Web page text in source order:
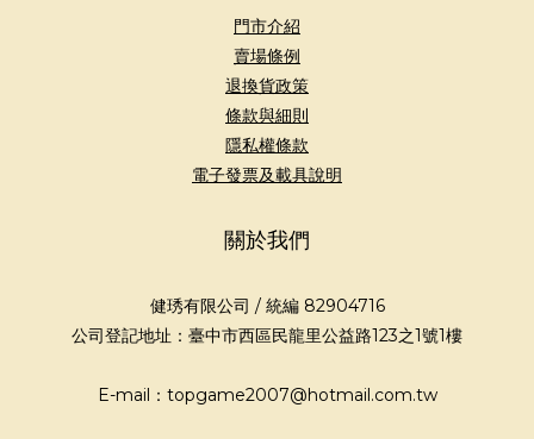
門市介紹
賣場條例
退換貨政策
條款與細則
隱私權條款
電子發票及載具說明
關於我們
健琇有限公司 / 統編 82904716
公司登記地址：臺中市西區民龍里公益路123之1號1樓
E-mail：topgame2007@hotmail.com.tw